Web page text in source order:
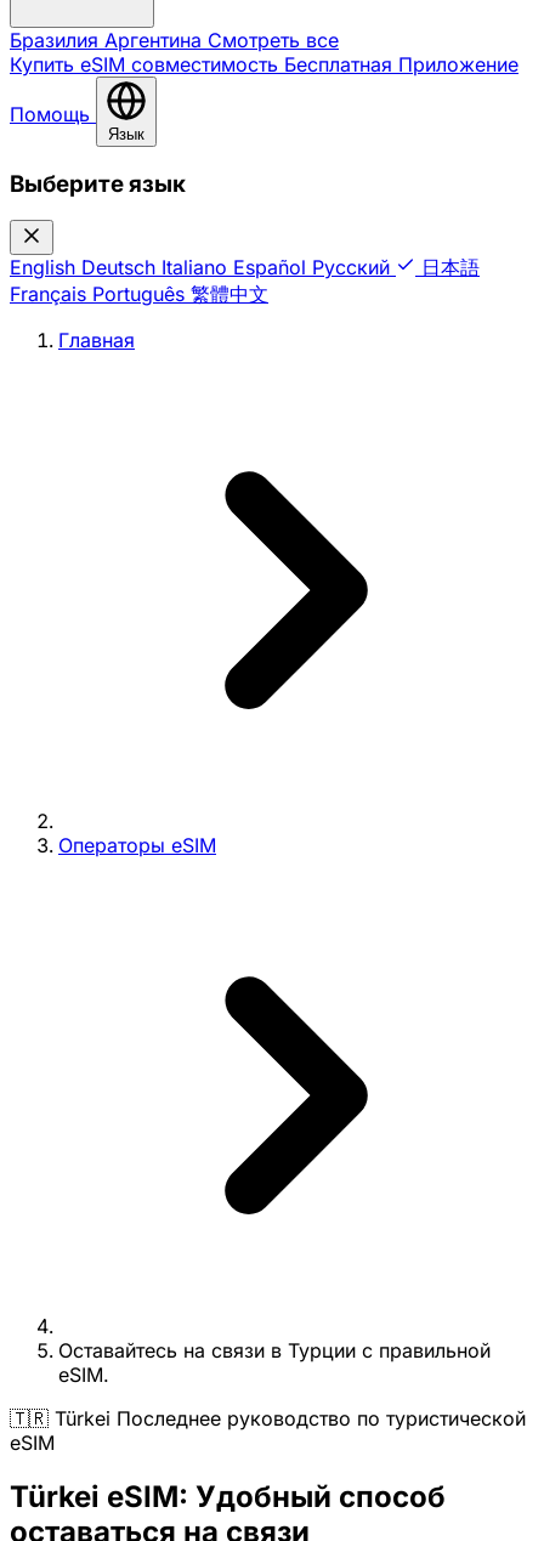
Бразилия Аргентина Смотреть все
Купить eSIM совместимость Бесплатная Приложение
Помощь
Язык
Выберите язык
English Deutsch Italiano Español Русский
日本語
Français Português 繁體中文
Главная
Операторы eSIM
Оставайтесь на связи в Турции с правильной
eSIM.
🇹🇷 Türkei Последнее руководство по туристической
eSIM
Türkei eSIM: Удобный способ
оставаться на связи